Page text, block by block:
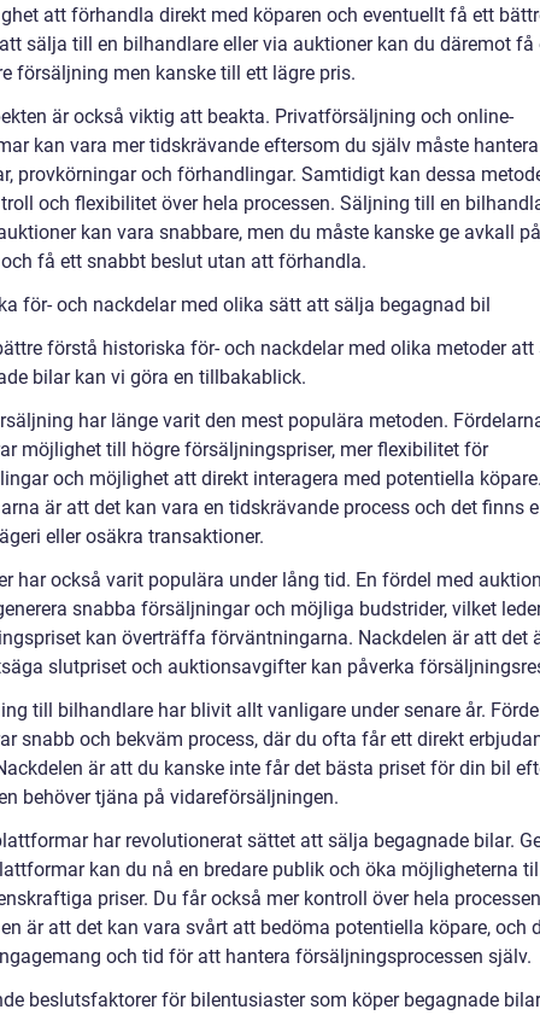
att förhandla direkt med köparen och eventuellt få ett
sälja till en bilhandlare eller via auktioner kan du däremot få
försäljning men kanske till ett lägre pris.
är också viktig att beakta. Privatförsäljning och online-
kan vara mer tidskrävande eftersom du själv måste hantera
provkörningar och förhandlingar. Samtidigt kan dessa
och flexibilitet över hela processen. Säljning till en
kan vara snabbare, men du måste kanske ge avkall
få ett snabbt beslut utan att förhandla.
för- och nackdelar med olika sätt att sälja begagnad bil
förstå historiska för- och nackdelar med olika metoder att
bilar kan vi göra en tillbakablick.
har länge varit den mest populära metoden.
möjlighet till högre försäljningspriser, mer flexibilitet för
och möjlighet att direkt interagera med potentiella
är att det kan vara en tidskrävande process och det finns
eller osäkra transaktioner.
har också varit populära under lång tid. En fördel med
snabba försäljningar och möjliga budstrider, vilket
kan överträffa förväntningarna. Nackdelen är att det
slutpriset och auktionsavgifter kan påverka
till bilhandlare har blivit allt vanligare under senare år.
snabb och bekväm process, där du ofta får ett direkt
är att du kanske inte får det bästa priset för din bil
behöver tjäna på vidareförsäljningen.
har revolutionerat sättet att sälja begagnade bilar.
kan du nå en bredare publik och öka möjligheterna
priser. Du får också mer kontroll över hela
är att det kan vara svårt att bedöma potentiella köpare, och
och tid för att hantera försäljningsprocessen själv.
beslutsfaktorer för bilentusiaster som köper begagnade bilar